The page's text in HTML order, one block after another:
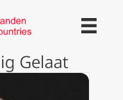
Gelaat